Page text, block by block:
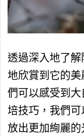
透過深入地了
地欣賞到它的
們可以感受到
培技巧，我們
放出更加絢麗的